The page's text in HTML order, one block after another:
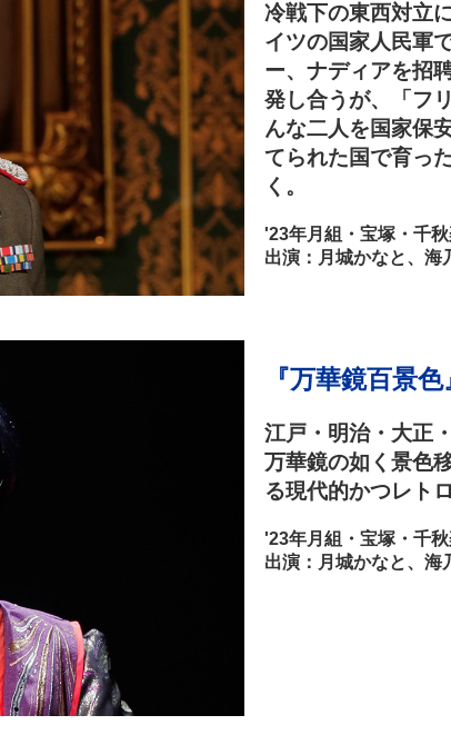
冷戦下の東西対立
イツの国家人民軍
ー、ナディアを招
発し合うが、「フ
んな二人を国家保
てられた国で育っ
く。
'23年月組・宝塚・千
出演：月城かなと、海
『万華鏡百景色
江戸・明治・大正
万華鏡の如く景色
る現代的かつレト
'23年月組・宝塚・千
出演：月城かなと、海